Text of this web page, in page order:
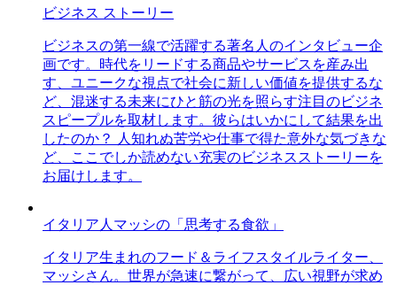
ビジネス ストーリー
ビジネスの第一線で活躍する著名人のインタビュー企
画です。時代をリードする商品やサービスを産み出
す、ユニークな視点で社会に新しい価値を提供するな
ど、混迷する未来にひと筋の光を照らす注目のビジネ
スピープルを取材します。彼らはいかにして結果を出
したのか？ 人知れぬ苦労や仕事で得た意外な気づきな
ど、ここでしか読めない充実のビジネスストーリーを
お届けします。
イタリア人マッシの「思考する食欲」
イタリア生まれのフード＆ライフスタイルライター、
マッシさん。世界が急速に繋がって、広い視野が求め